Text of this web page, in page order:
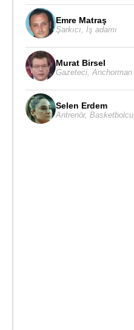
Emre Matraş
Şarkıcı İş adamı
Murat Birsel
Gazeteci Anchorman
Selen Erdem
Antrenör, Basketbolcu